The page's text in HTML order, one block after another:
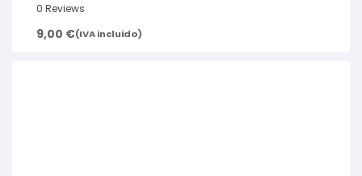
0 Reviews
9,00 €(IVA incluido)